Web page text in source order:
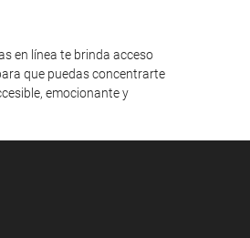
en línea te brinda acceso
que puedas concentrarte
emocionante y